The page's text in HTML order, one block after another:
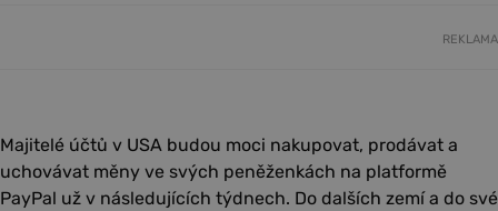
REKLAMA
Majitelé účtů v USA budou moci nakupovat, prodávat a
uchovávat měny ve svých peněženkách na platformě
PayPal už v následujících týdnech. Do dalších zemí a do své